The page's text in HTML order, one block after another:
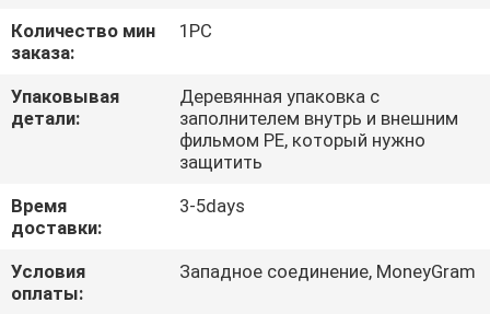
ПРОВЕРКА
КАЧЕСТВА
МЫ
НОВОСТИ
Количество мин
заказа:
1PC
Упаковывая
детали:
Деревянная упаковка с
заполнителем внутрь и внешним
фильмом PE, который нужно
защитить
Время
доставки:
3-5days
Условия
оплаты:
Западное соединение, MoneyGram